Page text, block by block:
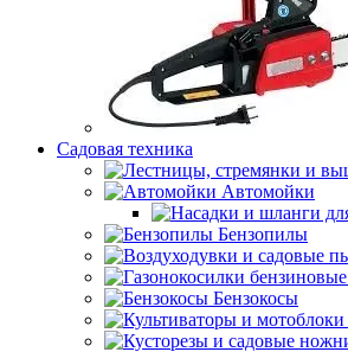
Садовая техника
Автомойки
Бензопилы
Бензокосы